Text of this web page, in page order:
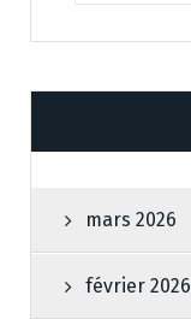
mars 2026
février 2026